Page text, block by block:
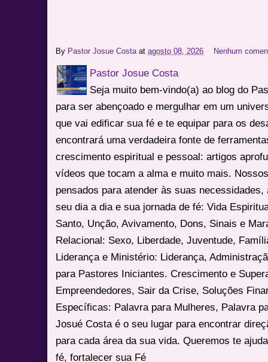
By Pastor Josue Costa atagosto 08, 2026 Nenhum
Pastor Josue Costa
Seja muito bem-vindo(a) ao blog do
para ser abençoado e mergulhar em um
que vai edificar sua fé e te equipar para os
encontrará uma verdadeira fonte de
crescimento espiritual e pessoal: artigos
vídeos que tocam a alma e muito mais.
pensados para atender às suas
seu dia a dia e sua jornada de fé: Vida
Santo, Unção, Avivamento, Dons, Sinais e
Relacional: Sexo, Liberdade, Juventude,
Liderança e Ministério: Liderança,
para Pastores Iniciantes. Crescimento e
Empreendedores, Sair da Crise, Soluções
Específicas: Palavra para Mulheres, Palavra
Josué Costa é o seu lugar para encontrar
para cada área da sua vida. Queremos te
fé, fortalecer sua Fé